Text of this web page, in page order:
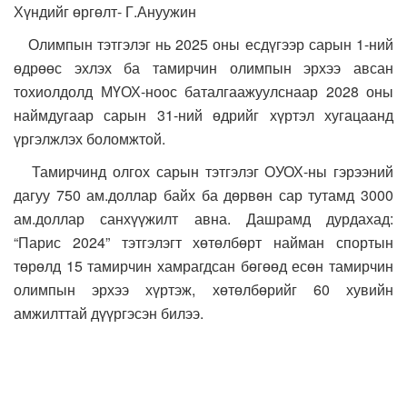
Хүндийг өргөлт- Г.Ануужин
Олимпын тэтгэлэг нь 2025 оны есдүгээр сарын 1-ний
өдрөөс эхлэх ба тамирчин олимпын эрхээ авсан
тохиолдолд МҮОХ-ноос баталгаажуулснаар 2028 оны
наймдугаар сарын 31-ний өдрийг хүртэл хугацаанд
үргэлжлэх боломжтой.
Тамирчинд олгох сарын тэтгэлэг ОУОХ-ны гэрээний
дагуу 750 ам.доллар байх ба дөрвөн сар тутамд 3000
ам.доллар санхүүжилт авна. Дашрамд дурдахад:
“Парис 2024” тэтгэлэгт хөтөлбөрт найман спортын
төрөлд 15 тамирчин хамрагдсан бөгөөд есөн тамирчин
олимпын эрхээ хүртэж, хөтөлбөрийг 60 хувийн
амжилттай дүүргэсэн билээ.